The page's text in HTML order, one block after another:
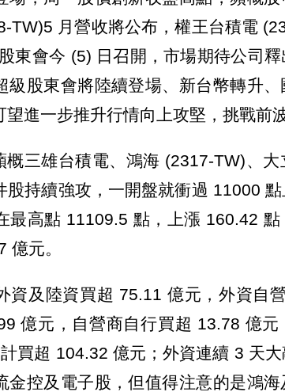
TW)5 月營收將公布，權王台積電
東會今 (5) 日召開，市場期待公司
級股東會將陸續登場、新台幣轉升
進一步推升行情向上攻堅，挑戰前
概三雄台積電、鴻海 (2317-TW)、
股持續強攻，一開盤就衝過 11000
最高點 11109.5 點，上漲 160.42 點
億元。
資及陸資買超 75.11 億元，外資自
億元，自營商自行買超 13.78 億元
買超 104.32 億元；外資連續 3 天
金控及電子股，但值得注意的是鴻